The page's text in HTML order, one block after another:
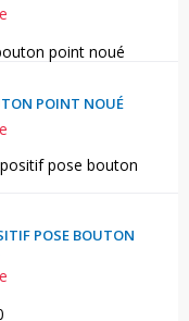
POINT NOUÉ
POSE BOUTON